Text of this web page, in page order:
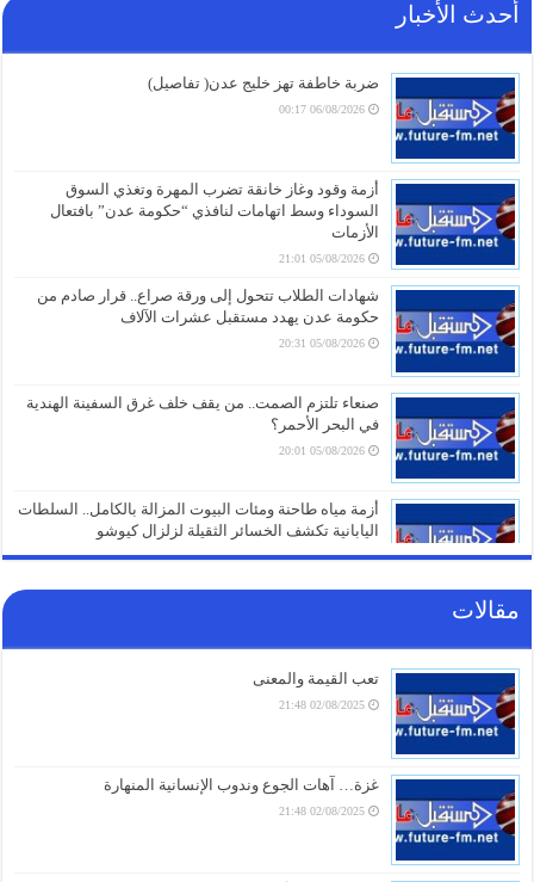
أحدث الأخبار
ضربة خاطفة تهز خليج عدن( تفاصيل)
06/08/2026 00:17
أزمة وقود وغاز خانقة تضرب المهرة وتغذي السوق
السوداء وسط اتهامات لنافذي “حكومة عدن” بافتعال
الأزمات
05/08/2026 21:01
شهادات الطلاب تتحول إلى ورقة صراع.. قرار صادم من
حكومة عدن يهدد مستقبل عشرات الآلاف
05/08/2026 20:31
صنعاء تلتزم الصمت.. من يقف خلف غرق السفينة الهندية
في البحر الأحمر؟
05/08/2026 20:01
أزمة مياه طاحنة ومئات البيوت المزالة بالكامل.. السلطات
اليابانية تكشف الخسائر الثقيلة لزلزال كيوشو
05/08/2026 18:26
مقالات
تعب القيمة والمعنى
02/08/2025 21:48
غزة… آهات الجوع وندوب الإنسانية المنهارة
02/08/2025 21:48